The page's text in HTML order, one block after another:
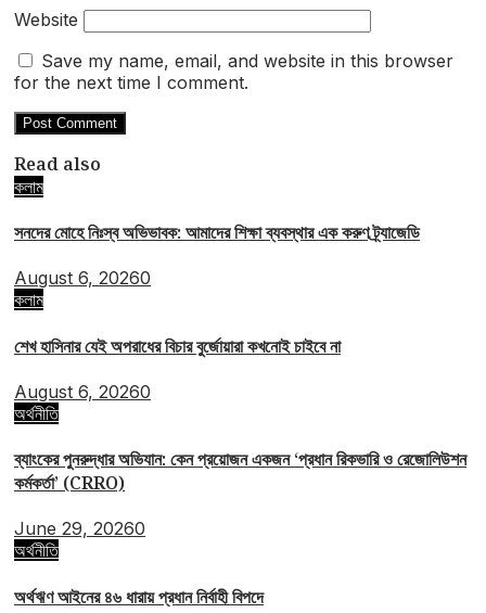
Website
Save my name, email, and website in this browser
for the next time I comment.
Read also
কলাম
সনদের মোহে নিঃস্ব অভিভাবক: আমাদের শিক্ষা ব্যবস্থার এক করুণ ট্র্যাজেডি
August 6, 20260
কলাম
শেখ হাসিনার যেই অপরাধের বিচার বুর্জোয়ারা কখনোই চাইবে না
August 6, 20260
অর্থনীতি
ব্যাংকের পুনরুদ্ধার অভিযান: কেন প্রয়োজন একজন ‘প্রধান রিকভারি ও রেজোলিউশন
কর্মকর্তা’ (CRRO)
June 29, 20260
অর্থনীতি
অর্থঋণ আইনের ৪৬ ধারায় প্রধান নির্বাহী বিপদে